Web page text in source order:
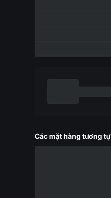
Các mặt hàng tương tự